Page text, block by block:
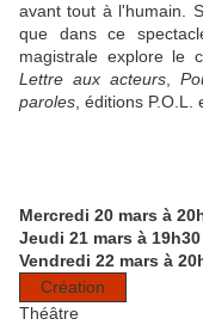
avant tout à l'humain.
que dans ce
magistrale explore le
Lettre aux acteurs ,
paroles , éditions P.O.L.
Mercredi 20 mars à
Jeudi 21 mars à 19h30
Vendredi 22 mars à
Création
Théâtre